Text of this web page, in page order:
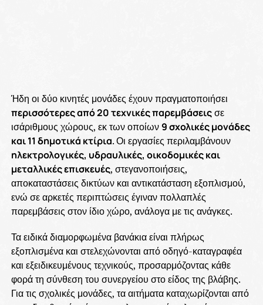
Ήδη οι δύο κινητές μονάδες έχουν πραγματοποιήσει
περισσότερες από 20 τεχνικές παρεμβάσειςσε
ισάριθμους χώρους, εκ των οποίων9 σχολικές μονάδες
και 11 δημοτικά κτίρια. Οι εργασίες περιλαμβάνουν
ηλεκτρολογικές, υδραυλικές, οικοδομικές και
μεταλλικές επισκευές, στεγανοποιήσεις,
αποκαταστάσεις δικτύων και αντικατάσταση εξοπλισμού,
ενώ σε αρκετές περιπτώσεις έγιναν πολλαπλές
παρεμβάσεις στον ίδιο χώρο, ανάλογα με τις ανάγκες.
Τα ειδικά διαμορφωμένα βανάκια είναι πλήρως
εξοπλισμένα και στελεχώνονται από οδηγό-καταγραφέα
και εξειδικευμένους τεχνικούς, προσαρμόζοντας κάθε
φορά τη σύνθεση του συνεργείου στο είδος της βλάβης.
Για τις σχολικές μονάδες, τα αιτήματα καταχωρίζονται από